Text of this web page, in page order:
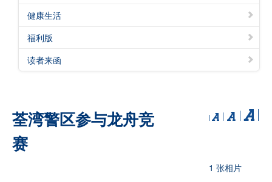
健康生活
福利版
读者来函
荃湾警区参与龙舟竞
赛
1 张相片